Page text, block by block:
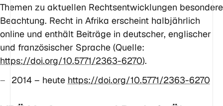
Themen zu aktuellen Rechtsentwicklungen besondere
Beachtung. Recht in Afrika erscheint halbjährlich
online und enthält Beiträge in deutscher, englischer
und französischer Sprache (Quelle:
https://doi.org/10.5771/2363-6270).
2014 – heute https://doi.org/10.5771/2363-6270